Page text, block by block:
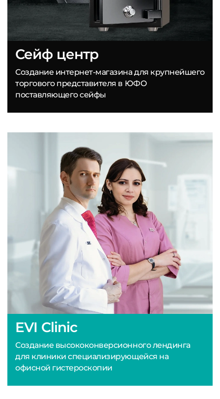
EVI Clinic
Создание высококонверсионного лендинга
для клиники специализирующейся на
офисной гистероскопии
Сейф центр
Создание интернет-магазина для крупнейшего
торгового представителя в ЮФО
поставляющего сейфы